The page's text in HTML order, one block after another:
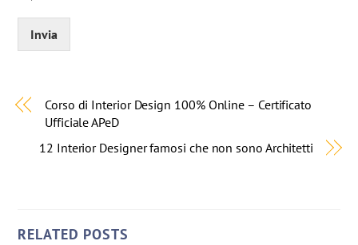
Invia
Corso di Interior Design 100% Online – Certificato
Ufficiale APeD
12 Interior Designer famosi che non sono Architetti
RELATED POSTS